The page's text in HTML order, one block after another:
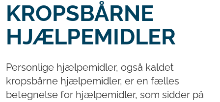
KROPSBÅRNE
HJÆLPEMIDLER
Personlige hjælpemidler, også kaldet
kropsbårne hjælpemidler, er en fælles
betegnelse for hjælpemidler, som sidder på